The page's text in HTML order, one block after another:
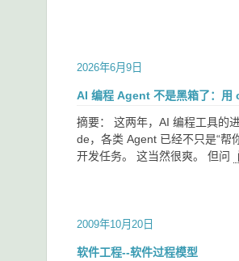
2026年6月9日
AI 编程 Agent 不是黑箱了：
摘要： 这两年，AI 编程工具的
de，各类 Agent 已经不只是“帮
开发任务。 这当然很爽。 但问
2009年10月20日
软件工程--软件过程模型